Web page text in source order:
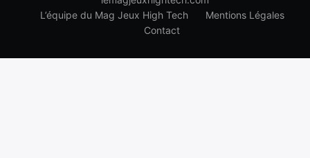
L’équipe du Mag Jeux High Tech
Mentions Légales
Contact